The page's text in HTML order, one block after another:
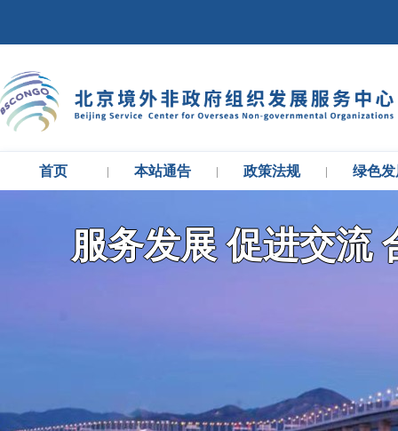
首页 | 本站通告 | 政策法规 | 绿色发
服务发展 促进交流